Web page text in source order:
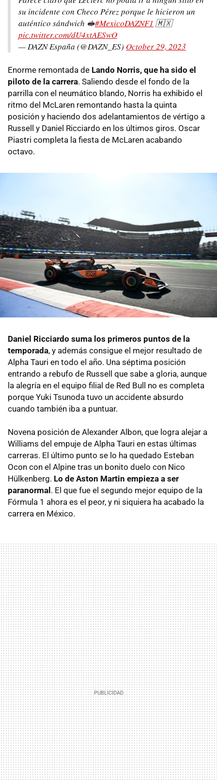
su incidente con Checo Pérez porque le hicieron un
auténtico sándwich 🥪#MexicoDAZNF1 🇲🇽
pic.twitter.com/dU4xtAESwO
— DAZN España (@DAZN_ES) October 29, 2023
Enorme remontada de Lando Norris, que ha sido el
piloto de la carrera. Saliendo desde el fondo de la
parrilla con el neumático blando, Norris ha exhibido el
ritmo del McLaren remontando hasta la quinta
posición y haciendo dos adelantamientos de vértigo a
Russell y Daniel Ricciardo en los últimos giros. Oscar
Piastri completa la fiesta de McLaren acabando
octavo.
Daniel Ricciardo suma los primeros puntos de la
temporada, y además consigue el mejor resultado de
Alpha Tauri en todo el año. Una séptima posición
entrando a rebufo de Russell que sabe a gloria, aunque
la alegría en el equipo filial de Red Bull no es completa
porque Yuki Tsunoda tuvo un accidente absurdo
cuando también iba a puntuar.
Novena posición de Alexander Albon, que logra alejar a
Williams del empuje de Alpha Tauri en estas últimas
carreras. El último punto se lo ha quedado Esteban
Ocon con el Alpine tras un bonito duelo con Nico
Hülkenberg. Lo de Aston Martin empieza a ser
paranormal . El que fue el segundo mejor equipo de la
Fórmula 1 ahora es el peor, y ni siquiera ha acabado la
carrera en México.